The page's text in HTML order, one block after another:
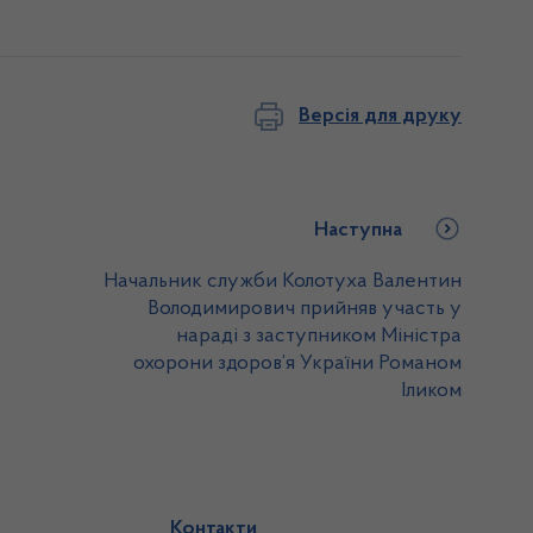
Версія для друку
Наступна
Начальник служби Колотуха Валентин
Володимирович прийняв участь у
нараді з заступником Міністра
охорони здоров’я України Романом
Іликом